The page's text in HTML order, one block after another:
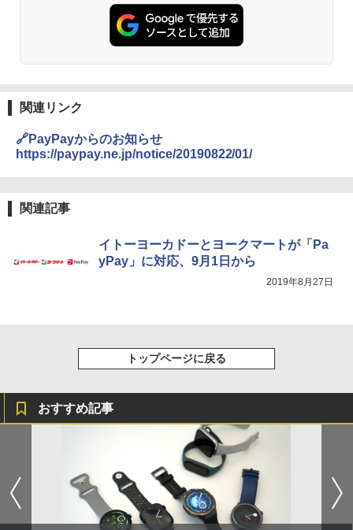
関連リンク
🔗PayPayからのお知らせ
https://paypay.ne.jp/notice/20190822/01/
関連記事
イトーヨーカドーとヨークマートが「Pa
yPay」に対応、9月1日から
2019年8月27日
トップページに戻る
おすすめ記事